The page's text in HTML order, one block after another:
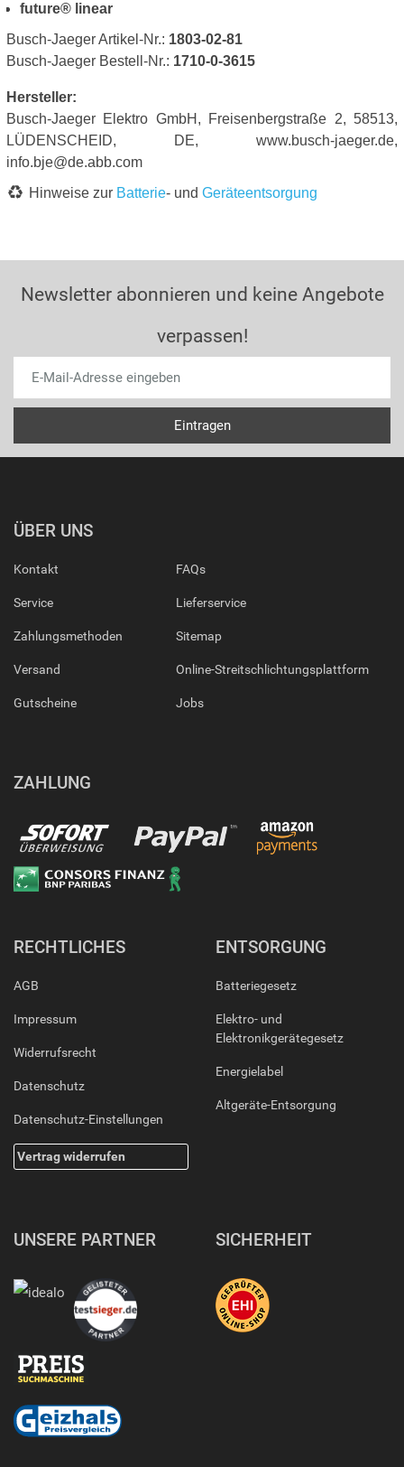
future® linear
Busch-Jaeger Artikel-Nr.: 1803-02-81
Busch-Jaeger Bestell-Nr.: 1710-0-3615
Hersteller:
Busch-Jaeger Elektro GmbH, Freisenbergstraße 2, 58513,
LÜDENSCHEID, DE, www.busch-jaeger.de,
info.bje@de.abb.com
Hinweise zur Batterie- und Geräteentsorgung
Newsletter abonnieren und keine Angebote
verpassen!
ÜBER UNS
Kontakt
Service
Zahlungsmethoden
Versand
Gutscheine
FAQs
Lieferservice
Sitemap
Online-Streitschlichtungsplattform
Jobs
ZAHLUNG
RECHTLICHES
AGB
Impressum
Widerrufsrecht
Datenschutz
Datenschutz-Einstellungen
Vertrag widerrufen
ENTSORGUNG
Batteriegesetz
Elektro- und
Elektronikgerätegesetz
Energielabel
Altgeräte-Entsorgung
UNSERE PARTNER SICHERHEIT